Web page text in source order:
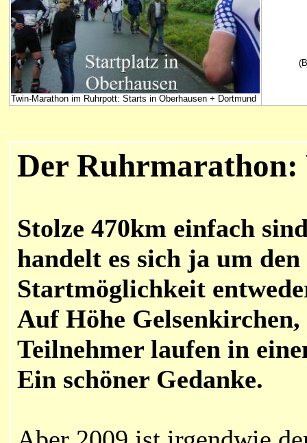
Twin-Marathon im Ruhrpott: Starts in Oberhausen + Dortmund
Der Ruhrmarathon:
Stolze 470km einfach
handelt es sich ja um
Startmöglichkeit
Auf Höhe
Teilnehmer laufen in
Ein schöner Gedanke.